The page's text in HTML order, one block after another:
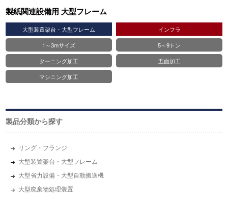
製品分類から探す
リング・フランジ
大型装置架台・大型フレーム
大型省力設備・大型自動搬送機
大型廃棄物処理装置
製紙関連設備用 大型フレーム
大型装置架台・大型フレーム
インフラ
1～3mサイズ
5～9トン
ターニング加工
五面加工
マシニング加工